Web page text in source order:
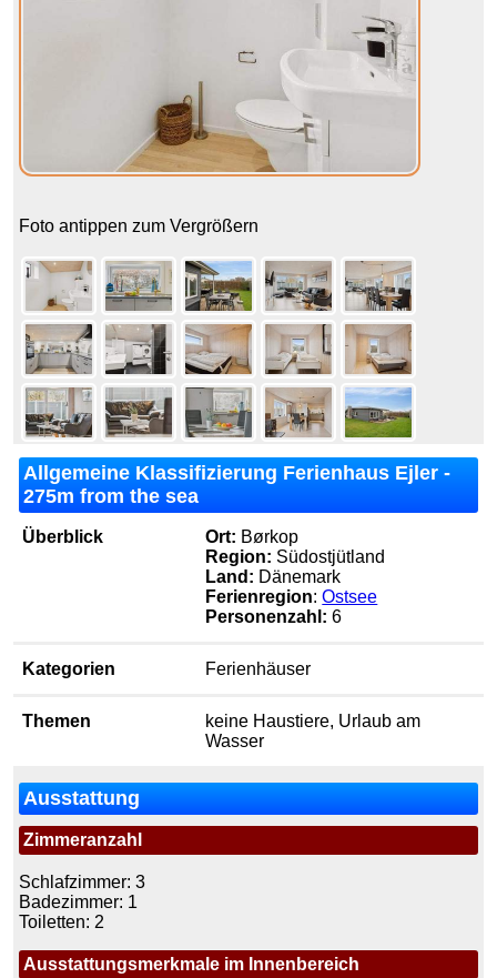
Foto antippen zum Vergrößern
Allgemeine Klassifizierung Ferienhaus Ejler -
275m from the sea
Überblick Ort: Børkop
Region: Südostjütland
Land: Dänemark
Ferienregion:Ostsee
Personenzahl: 6
Kategorien Ferienhäuser
Themen
keine Haustiere, Urlaub am
Wasser
Ausstattung
Zimmeranzahl
Schlafzimmer: 3
Badezimmer: 1
Toiletten: 2
Ausstattungsmerkmale im Innenbereich